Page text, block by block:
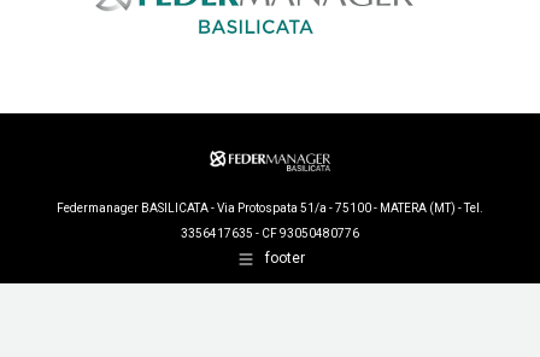
Federmanager BASILICATA - Via Protospata 51/a - 75100 - MATERA (MT) - Tel.
3356417635 - CF 93050480776
footer